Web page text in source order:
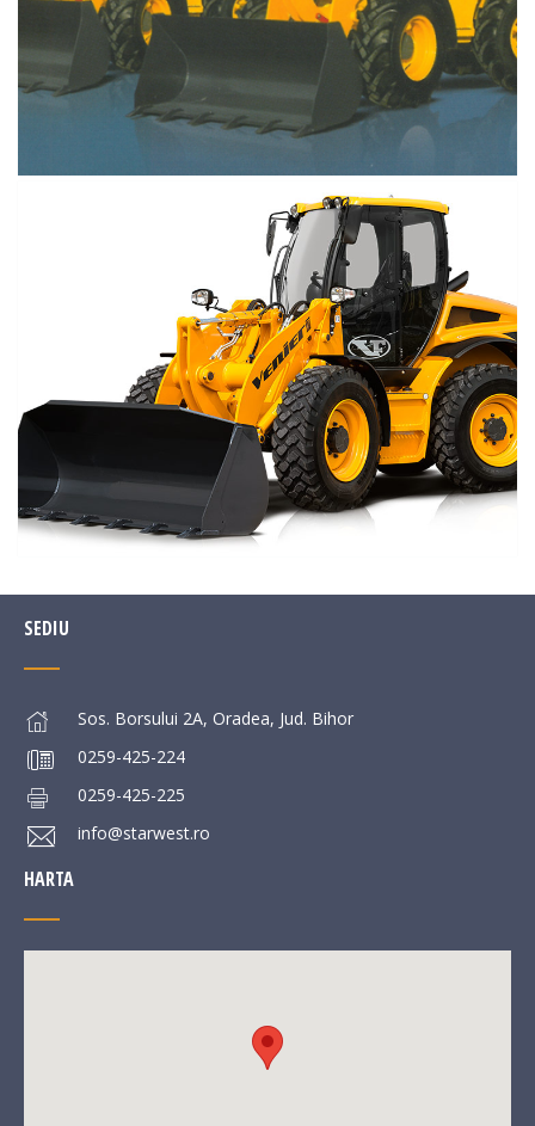
SEDIU
Sos. Borsului 2A, Oradea, Jud. Bihor
0259-425-224
0259-425-225
info@starwest.ro
HARTA